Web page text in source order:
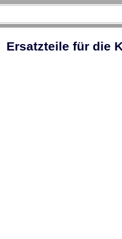
Ersatzteile für die